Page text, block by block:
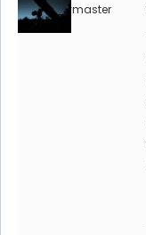
Keymaster